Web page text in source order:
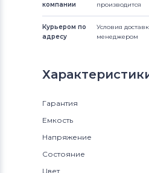
компании
производится
Курьером по
адресу
Условия
менеджером
Гарантия
Емкость
Напряжение
Состояние
Цвет